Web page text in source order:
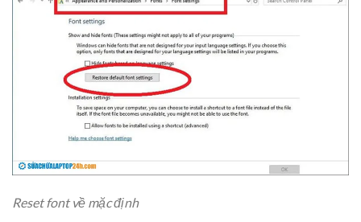
Reset font về mặc định